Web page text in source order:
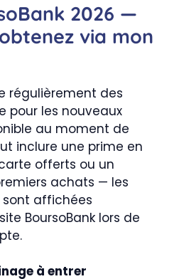
2026 —
via mon
régulièrement des
pour les nouveaux
au moment de
inclure une prime en
offerts ou un
achats — les
affichées
BoursoBank lors de
à entrer